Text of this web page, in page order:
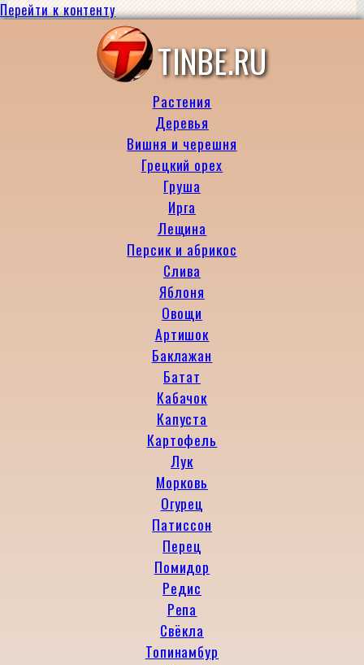
Перейти к контенту
TINBE.RU
Растения
Деревья
Вишня и черешня
Грецкий орех
Груша
Ирга
Лещина
Персик и абрикос
Слива
Яблоня
Овощи
Артишок
Баклажан
Батат
Кабачок
Капуста
Картофель
Лук
Морковь
Огурец
Патиссон
Перец
Помидор
Редис
Репа
Свёкла
Топинамбур